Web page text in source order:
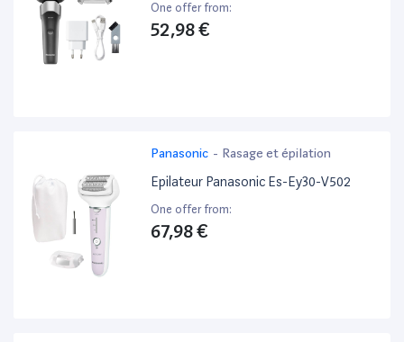
One offer from:
52,98 €
Panasonic - Rasage et épilation
Epilateur Panasonic Es-Ey30-V502
One offer from:
67,98 €